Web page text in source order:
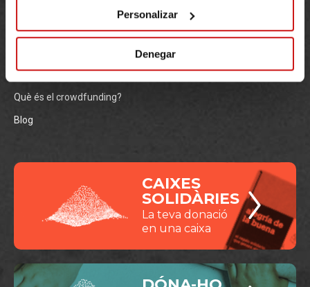
Personalizar
Denegar
Equip i Consell Assessor
Premis migranodearena.org
Què és el crowdfunding?
Blog
CAIXES
SOLIDÀRIES
La teva donació
en una caixa